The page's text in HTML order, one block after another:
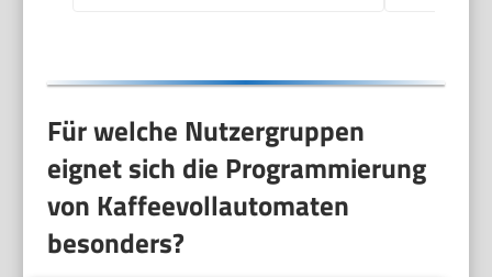
Für welche Nutzergruppen
eignet sich die Programmierung
von Kaffeevollautomaten
besonders?